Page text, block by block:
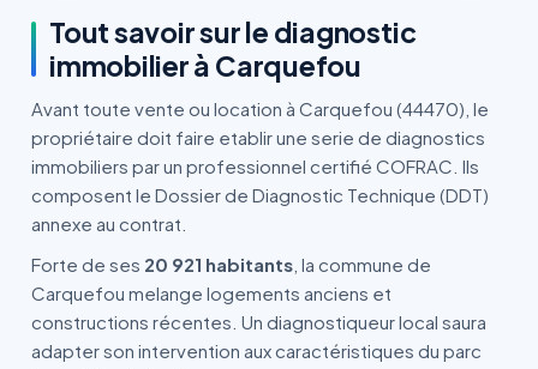
Tout savoir sur le diagnostic
immobilier à Carquefou
Avant toute vente ou location à Carquefou (44470), le
propriétaire doit faire etablir une serie de diagnostics
immobiliers par un professionnel certifié COFRAC. Ils
composent le Dossier de Diagnostic Technique (DDT)
annexe au contrat.
Forte de ses 20 921 habitants , la commune de
Carquefou melange logements anciens et
constructions récentes. Un diagnostiqueur local saura
adapter son intervention aux caractéristiques du parc